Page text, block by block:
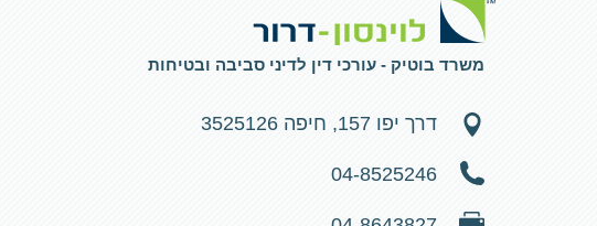
משרד בוטיק - עורכי דין לדיני סביבה ובטיחות
דרך יפו 157, חיפה 3525126
04-8525246